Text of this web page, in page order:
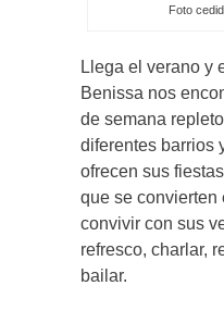
Foto
Llega el verano y
Benissa nos
de semana
diferentes barrios
ofrecen sus
que se convierten
convivir con sus
refresco, charlar,
bailar.